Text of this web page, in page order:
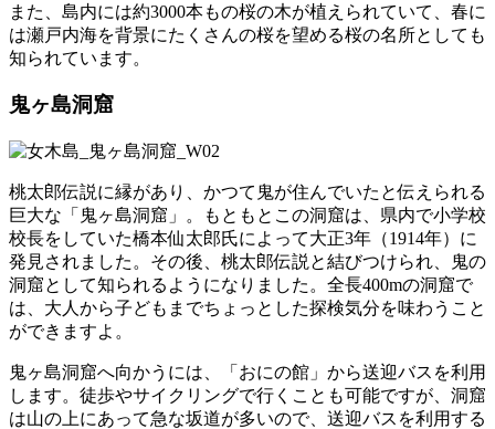
また、島内には約3000本もの桜の木が植えられていて、春に
は瀬戸内海を背景にたくさんの桜を望める桜の名所としても
知られています。
鬼ヶ島洞窟
桃太郎伝説に縁があり、かつて鬼が住んでいたと伝えられる
巨大な「鬼ヶ島洞窟」。もともとこの洞窟は、県内で小学校
校長をしていた橋本仙太郎氏によって大正3年（1914年）に
発見されました。その後、桃太郎伝説と結びつけられ、鬼の
洞窟として知られるようになりました。全長400mの洞窟で
は、大人から子どもまでちょっとした探検気分を味わうこと
ができますよ。
鬼ヶ島洞窟へ向かうには、「おにの館」から送迎バスを利用
します。徒歩やサイクリングで行くことも可能ですが、洞窟
は山の上にあって急な坂道が多いので、送迎バスを利用する